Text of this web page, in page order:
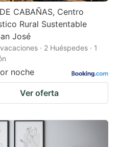
CABAÑAS, Centro
Rural Sustentable
José
· 2 Huéspedes · 1
noche
Ver oferta